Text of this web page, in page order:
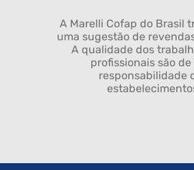
A Marelli Cofap do Brasil
uma sugestão de
A qualidade dos
profissionais são
responsabilidade